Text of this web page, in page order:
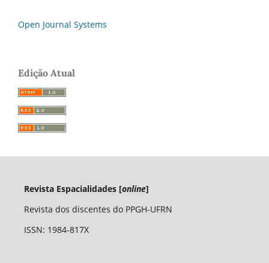
Open Journal Systems
Edição Atual
Revista Espacialidades [online]
Revista dos discentes do PPGH-UFRN
ISSN: 1984-817X